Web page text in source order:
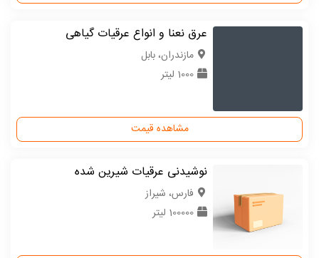
عرق نعنا و انواع عرقیات گیاهی
مازندران، بابل
1000 لیتر
مشاهده قیمت
نوشیدنی عرقیات شیرین شده
فارس، شیراز
100000 لیتر